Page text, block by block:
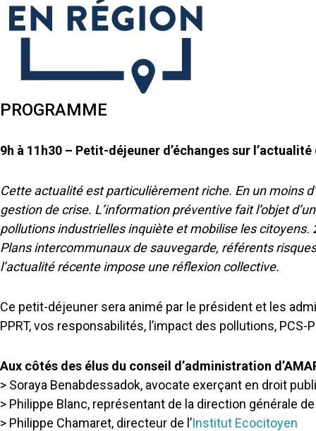
PROGRAMME
9h à 11h30 – Petit-déjeuner d’échanges sur
Cette actualité est particulièrement riche. En un moins
gestion de crise. L’information préventive fait l’objet
pollutions industrielles inquiète et mobilise les citoyens.
Plans intercommunaux de sauvegarde, référents
l’actualité récente impose une réflexion collective.
Ce petit-déjeuner sera animé par le président et les
PPRT, vos responsabilités, l’impact des pollutions, PCS-
Aux côtés des élus du conseil d’administration
> Soraya Benabdessadok, avocate exerçant en droit
> Philippe Blanc, représentant de la direction générale
> Philippe Chamaret, directeur de l’Institut Ecocitoyen